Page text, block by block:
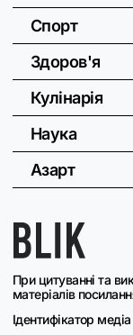
При цитуванні та
матеріалів
Ідентифікатор
Спорт
Здоров'я
Кулінарія
Наука
Азарт